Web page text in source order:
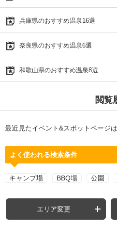
兵庫県のおすすめ温泉16選
奈良県のおすすめ温泉6選
和歌山県のおすすめ温泉8選
閲覧
最近見たイベント&スポットページは
よく使われる検索条件
キャンプ場 BBQ場 公園
エリア変更